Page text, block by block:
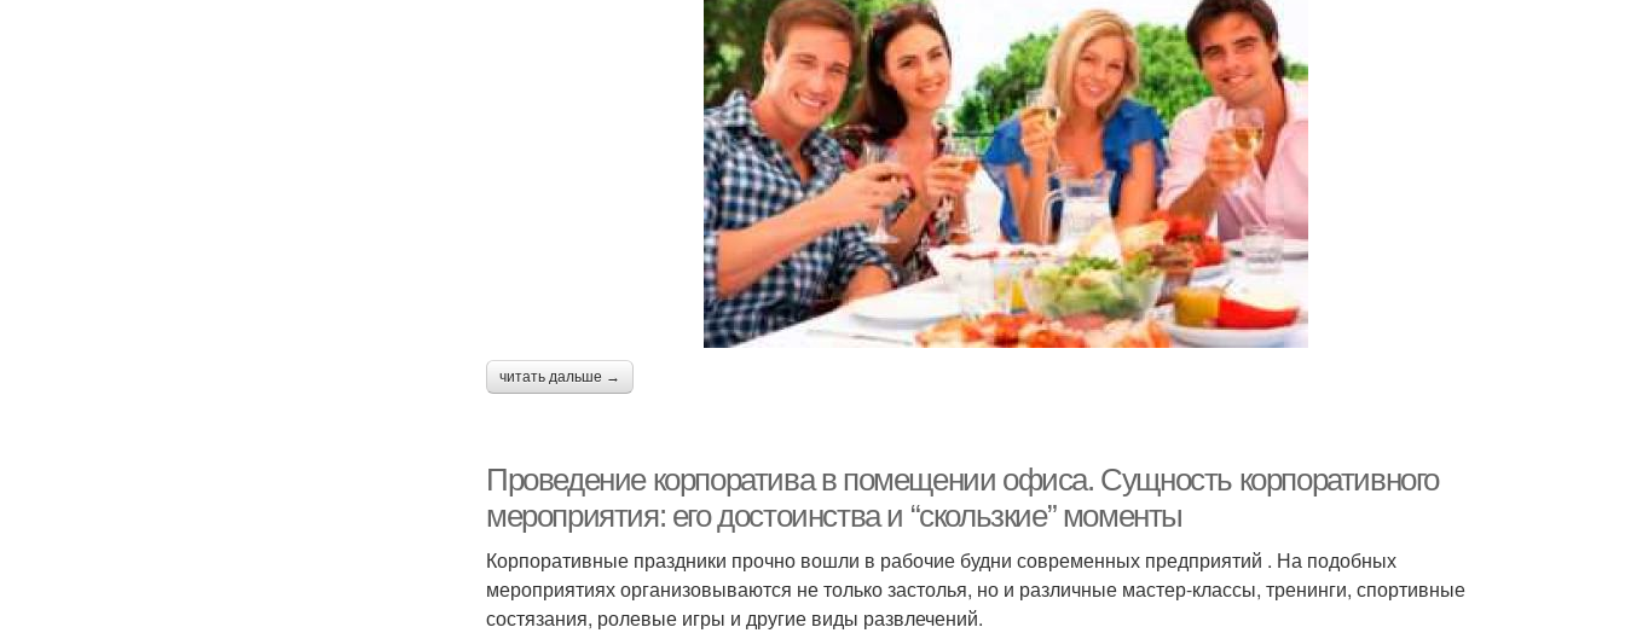
читать дальше →
Проведение корпоратива в помещении офиса. Сущность корпоративного
мероприятия: его достоинства и “скользкие” моменты
Корпоративные праздники прочно вошли в рабочие будни современных предприятий . На подобных
мероприятиях организовываются не только застолья, но и различные мастер-классы, тренинги, спортивные
состязания, ролевые игры и другие виды развлечений.